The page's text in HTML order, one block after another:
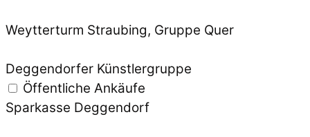
Weytterturm Straubing, Gruppe Quer
Deggendorfer Künstlergruppe
Öffentliche Ankäufe
Sparkasse Deggendorf